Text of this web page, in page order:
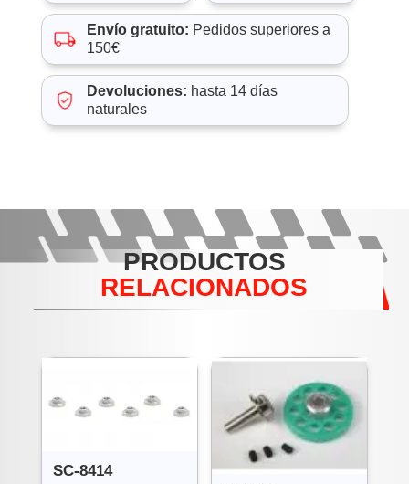
Envío gratuito: Pedidos superiores a
150€
Devoluciones: hasta 14 días
naturales
PRODUCTOS
RELACIONADOS
SC-8414